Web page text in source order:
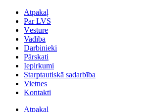
Atpakaļ
Par LVS
Vēsture
Vadība
Darbinieki
Pārskati
Iepirkumi
Starptautiskā sadarbība
Vietnes
Kontakti
Atpakaļ